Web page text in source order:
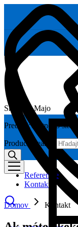
Skoláčik Majo
Predaj kvalitného
Products search
Referencie
Kontakt
Domov Kontakt